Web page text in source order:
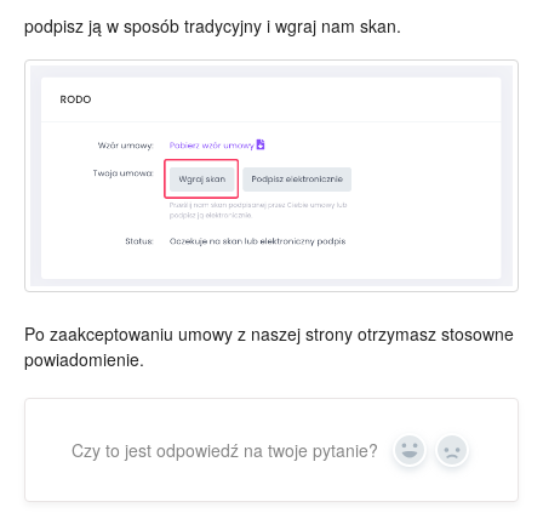
podpisz ją w sposób tradycyjny i wgraj nam skan.
Po zaakceptowaniu umowy z naszej strony otrzymasz stosowne
powiadomienie.
Czy to jest odpowiedź na twoje pytanie? Yes No